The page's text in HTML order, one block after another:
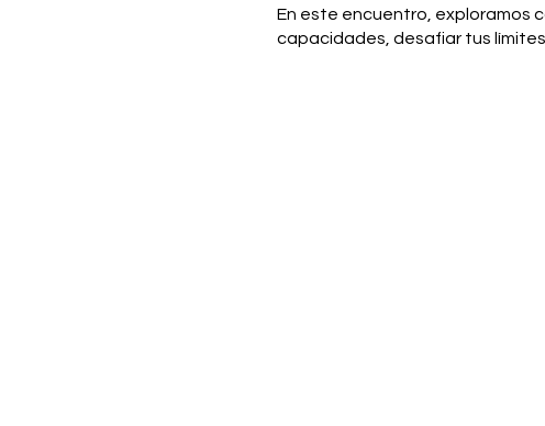
En este encuentro, exploramos
capacidades, desafiar tus